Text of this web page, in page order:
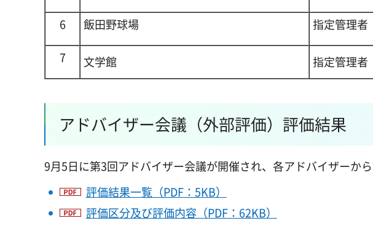
6
飯田野球場 指定管理者
7
文学館 指定管理者
アドバイザー会議（外部評価）評価結果
9月5日に第3回アドバイザー会議が開催され、各アドバイザーから
評価結果一覧（PDF：5KB）
評価区分及び評価内容（PDF：62KB）